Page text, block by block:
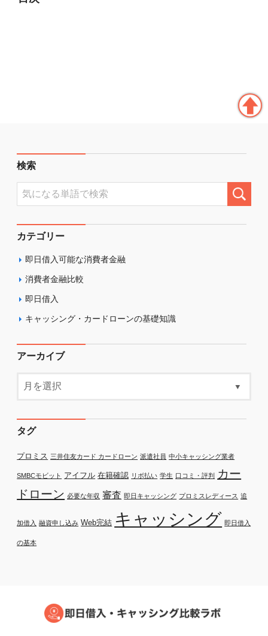
検索
カテゴリー
即日借入可能な消費者金融
消費者金融比較
即日借入
キャッシング・カードローンの基礎知識
アーカイブ
タグ
プロミス 三井住友カード カードローン 派遣社員 中小キャッシング業者
SMBCモビット アイフル 在籍確認 リボ払い 学生 口コミ・評判 カー
ドローン 必要な年収 審査 即日キャッシング プロミスレディース 追
加借入 融資申し込み Web完結 キャッシング 即日借入
の基本